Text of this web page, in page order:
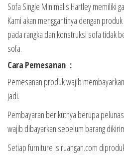
Sofa Single Minimalis Hartley memiliki
Kami akan menggantinya dengan
pada rangka dan konstruksi sofa tidak
sofa.
Cara Pemesanan :
Pemesanan produk wajib
jadi.
Pembayaran berikutnya berupa
wajib dibayarkan sebelum barang
Setiap furniture isiruangan.com